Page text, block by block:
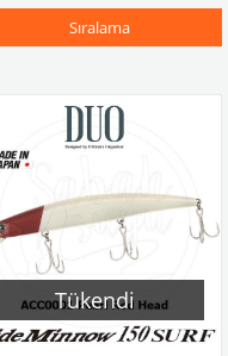
Sıralama
Tükendi